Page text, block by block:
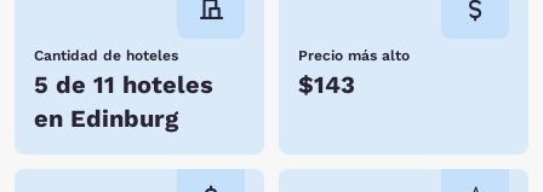
Cantidad de hoteles
5 de 11 hoteles
en Edinburg
Precio más alto
$143